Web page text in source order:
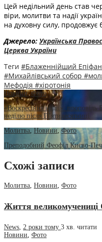
Цей недільний день став
віри, молитви та надії
на духовну силу,
Джерело: Українська
Церква України
Теги #Блаженнійший
#Михайлівський собор
Мефодія #хіротонія
Новини,Фото
«Воскресіння надії»:
неділю після П’ятидесятниці
Молитва,Новини,Фото
Преподобний Феофіл Києво-
Схожі записи
Молитва, Новини, Фото
Життя великомучениці
News, 2 роки тому 3 хв. читати
Новини, Фото